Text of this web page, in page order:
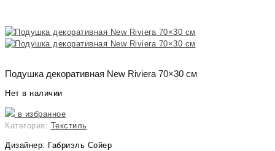
Подушка декоративная New Riviera 70×30 см
Нет в наличии
в избранное
Категория: Текстиль
Дизайнер: Габриэль Сойер